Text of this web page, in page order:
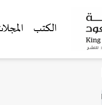
الكتب